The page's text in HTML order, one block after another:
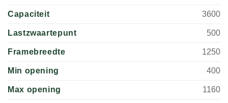
Capaciteit 3600
Lastzwaartepunt 500
Framebreedte 1250
Min opening 400
Max opening 1160